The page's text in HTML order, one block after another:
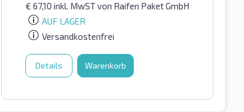
€ 67,10 inkl. MwSTvon Raifen Paket GmbH
AUF LAGER
Versandkostenfrei
Details Warenkorb